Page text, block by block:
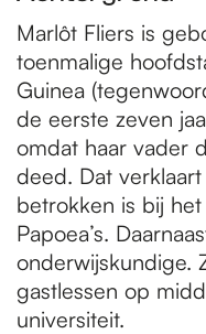
Marlôt Fliers is
toenmalige
Guinea
de eerste zeven
omdat haar vader
deed. Dat
betrokken is bij
Papoea’s.
onderwijskundige.
gastlessen op
universiteit.